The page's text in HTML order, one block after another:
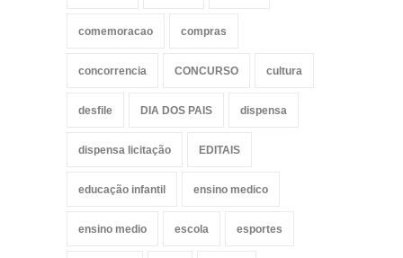
comemoracao compras
concorrencia CONCURSO cultura
desfile DIA DOS PAIS dispensa
dispensa licitação EDITAIS
educação infantil ensino medico
ensino medio escola esportes